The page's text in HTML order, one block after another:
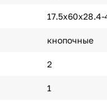
17.5x60x28.4-
кнопочные
2
1